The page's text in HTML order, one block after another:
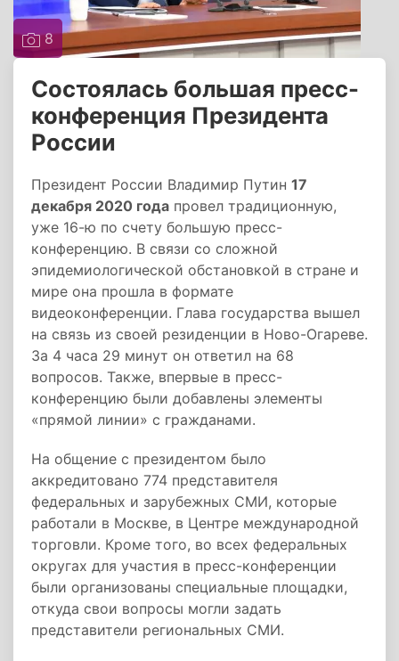
8
Состоялась большая пресс-
конференция Президента
России
Президент России Владимир Путин 17
декабря 2020 года провел традиционную,
уже 16-ю по счету большую пресс-
конференцию. В связи со сложной
эпидемиологической обстановкой в стране и
мире она прошла в формате
видеоконференции. Глава государства вышел
на связь из своей резиденции в Ново-Огареве.
За 4 часа 29 минут он ответил на 68
вопросов. Также, впервые в пресс-
конференцию были добавлены элементы
«прямой линии» с гражданами.
На общение с президентом было
аккредитовано 774 представителя
федеральных и зарубежных СМИ, которые
работали в Москве, в Центре международной
торговли. Кроме того, во всех федеральных
округах для участия в пресс-конференции
были организованы специальные площадки,
откуда свои вопросы могли задать
представители региональных СМИ.